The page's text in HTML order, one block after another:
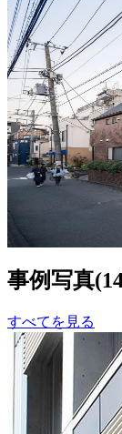
神楽坂の家
涌井匠 + 涌井里
4
211
事例写真(
すべてを見る